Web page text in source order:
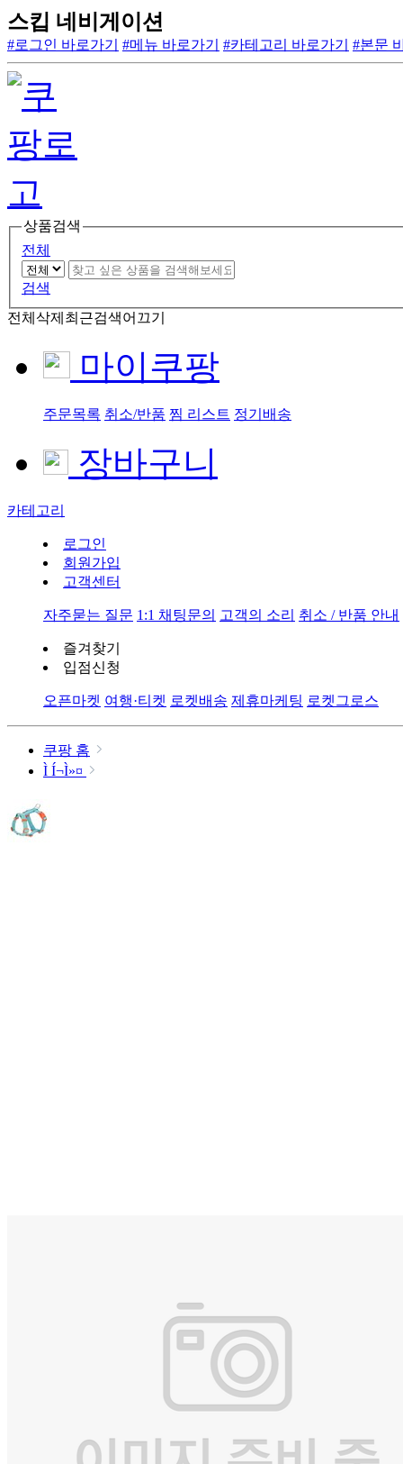
스킵 네비게이션
#로그인 바로가기 #메뉴 바로가기 #카테고리 바로가기 #본문
상품검색
전체
검색
전체삭제 최근검색어끄기
마이쿠팡
주문목록 취소/반품 찜 리스트 정기배송
장바구니
카테고리
로그인
회원가입
고객센터
자주묻는 질문 1:1 채팅문의 고객의 소리 취소 / 반품 안내
즐겨찾기
입점신청
오픈마켓 여행·티켓 로켓배송 제휴마케팅 로켓그로스
쿠팡 홈
Ì­ Í¬Ì»¤